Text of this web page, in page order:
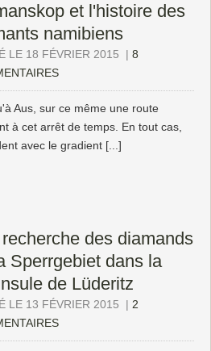
et l'histoire des
namibiens
LE 18 FÉVRIER 2015 | 8
Aus, sur ce même une route
à cet arrêt de temps. En tout cas,
avec le gradient [...]
des diamands
Sperrgebiet dans la
de Lüderitz
LE 13 FÉVRIER 2015 | 2